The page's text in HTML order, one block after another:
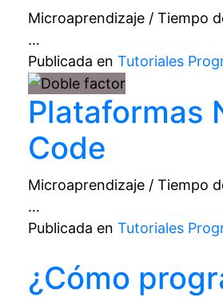
Microaprendizaje / Tiempo
…
Publicada en Tutoriales
Plataformas
Code
Microaprendizaje / Tiempo
…
Publicada en Tutoriales
¿Cómo